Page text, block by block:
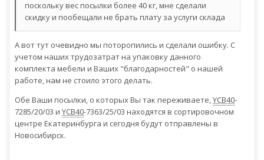
поскольку вес посылки более 40 кг, мне сделали
скидку и пообещали не брать плату за услуги склада
А вот тут очевидно мы поторопились и сделали ошибку. С
учетом наших трудозатрат на упаковку данного
комплекта мебели и Ваших "благодарностей" о нашей
работе, нам не стоило этого делать.
Обе Ваши посылки, о которых Вы так переживаете,YCB40-
7285/20/03 и YCB40-7363/25/03 находятся в сортировочном
центре Екатеринбурга и сегодня будут отправлены в
Новосибирск.